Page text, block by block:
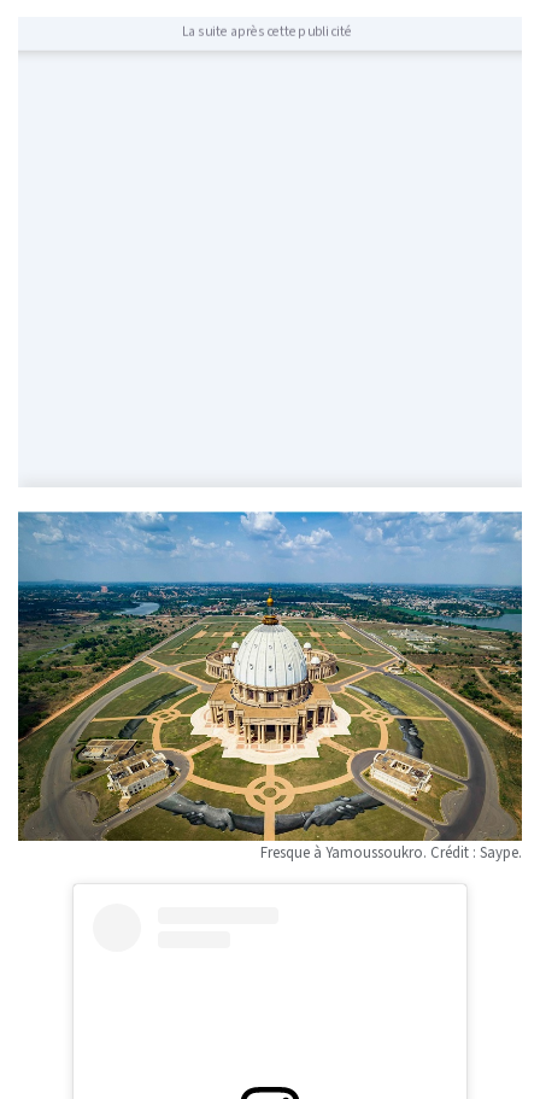
La suite après cette publicité
Fresque à Yamoussoukro. Crédit : Saype.